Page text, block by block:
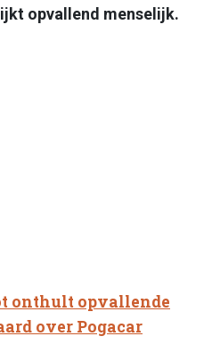
opvallend menselijk.
onthult opvallende
over Pogacar